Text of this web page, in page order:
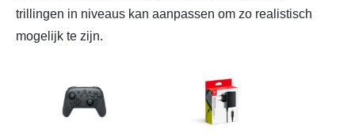
trillingen in niveaus kan aanpassen om zo realistisch
mogelijk te zijn.